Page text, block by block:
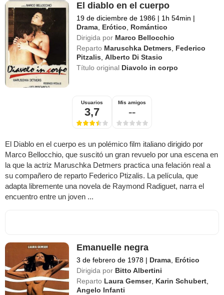
El diablo en el cuerpo
19 de diciembre de 1986 | 1h 54min |
Drama Erótico
Romántico
Dirigida por Marco Bellocchio
Reparto Maruschka Detmers
Federico
Pitzalis ,Alberto Di Stasio
Título original Diavolo in corpo
Usuarios
3,7
Mis amigos
--
El Diablo en el cuerpo es un polémico film italiano dirigido por
Marco Bellocchio, que suscitó un gran revuelo por una escena en
la que la actriz Maruschka Detmers practica una felación real a
su compañero de reparto Federico Ptizalis. La película, que
adapta libremente una novela de Raymond Radiguet, narra el
encuentro entre un joven ...
Emanuelle negra
3 de febrero de 1978 | Drama Erótico
Dirigida por Bitto Albertini
Reparto Laura Gemser, Karin Schubert
Angelo Infanti